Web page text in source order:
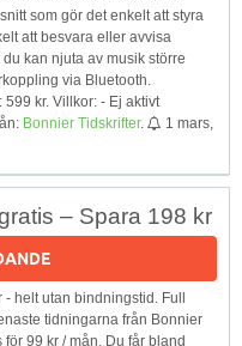
som gör det enkelt att styra
att besvara eller avvisa
kan njuta av musik större
via Bluetooth.
kr. Villkor: - Ej aktivt
Bonnier Tidskrifter.
1 mars,
– Spara 198 kr
helt utan bindningstid. Full
tidningarna från Bonnier
99 kr / mån. Du får bland